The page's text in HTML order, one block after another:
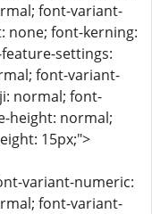
font-variant-
none; font-kerning:
settings:
font-variant-
normal; font-
height: normal;
15px;">
variant-numeric:
font-variant-